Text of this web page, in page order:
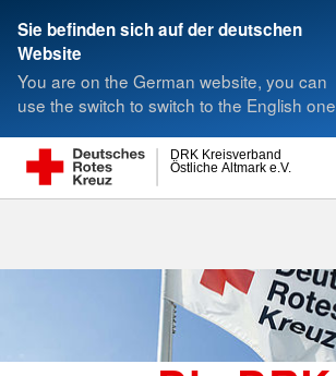
Sie befinden sich auf der deutschen
Website
You are on the German website, you can
use the switch to switch to the English one
Östliche Altmark e.V.
DRK Kreisverband
Suche
Kreisverbände